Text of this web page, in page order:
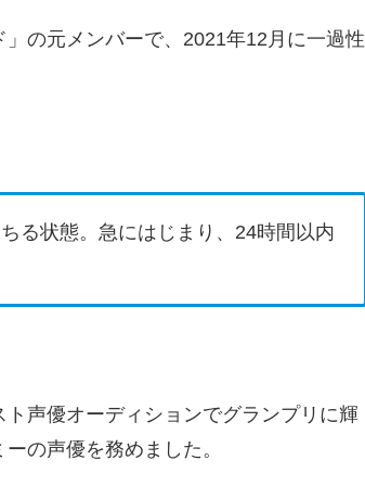
の元メンバーで、2021年12月に一過性
る状態。急にはじまり、24時間以内
声優オーディションでグランプリに輝
の声優を務めました。